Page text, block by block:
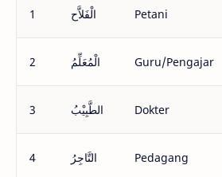
1 الْفَلاَّح Petani
2 الْمُعَلِّمُ Guru/Pengajar
3 الطَّبِيْبُ Dokter
4 التَّاجِرُ Pedagang